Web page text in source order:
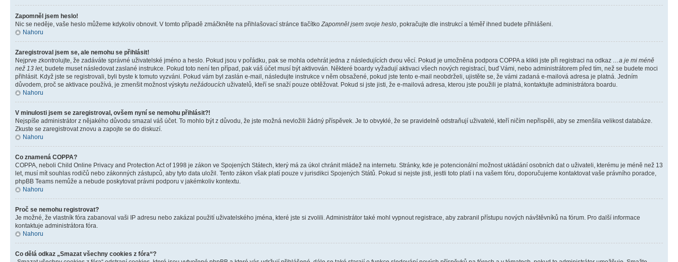
Zapomněl jsem heslo!
Nic se neděje, vaše heslo můžeme kdykoliv obnovit. V tomto případě zmáčkněte na přihlašovací stránce tlačítko Zapomněl jsem svoje heslo , pokračujte dle instrukcí a téměř ihned budete přihlášeni.
Nahoru
Zaregistroval jsem se, ale nemohu se přihlásit!
Nejprve zkontrolujte, že zadáváte správné uživatelské jméno a heslo. Pokud jsou v pořádku, pak se mohla odehrát jedna z následujících dvou věcí. Pokud je umožněna podpora COPPA a klikli jste při registraci na odkaz …a je mi méně
než 13 let, budete muset následovat zaslané instrukce. Pokud toto není ten případ, pak váš účet musí být aktivován. Některé boardy vyžadují aktivaci všech nových registrací, buď Vámi, nebo administrátorem před tím, než se budete moci
přihlásit. Když jste se registrovali, byli byste k tomuto vyzváni. Pokud vám byl zaslán e-mail, následujte instrukce v něm obsažené, pokud jste tento e-mail neobdrželi, ujistěte se, že vámi zadaná e-mailová adresa je platná. Jedním
důvodem, proč se aktivace používá, je zmenšit možnost výskytu nežádoucích uživatelů, kteří se snaží pouze obtěžovat. Pokud si jste jisti, že e-mailová adresa, kterou jste použili je platná, kontaktujte administrátora boardu.
Nahoru
V minulosti jsem se zaregistroval, ovšem nyní se nemohu přihlásit?!
Nejspíše administrátor z nějakého důvodu smazal váš účet. To mohlo být z důvodu, že jste možná nevložili žádný příspěvek. Je to obvyklé, že se pravidelně odstraňují uživatelé, kteří ničím nepřispěli, aby se zmenšila velikost databáze.
Zkuste se zaregistrovat znovu a zapojte se do diskuzí.
Nahoru
Co znamená COPPA?
COPPA, neboli Child Online Privacy and Protection Act of 1998 je zákon ve Spojených Státech, který má za úkol chránit mládež na internetu. Stránky, kde je potencionální možnost ukládání osobních dat o uživateli, kterému je méně než 13
let, musí mít souhlas rodičů nebo zákonných zástupců, aby tyto data uložil. Tento zákon však platí pouze v jurisdikci Spojených Států. Pokud si nejste jisti, jestli toto platí i na vašem fóru, doporučujeme kontaktovat vaše právního poradce,
phpBB Teams nemůže a nebude poskytovat právni podporu v jakémkoliv kontextu.
Nahoru
Proč se nemohu registrovat?
Je možné, že vlastník fóra zabanoval vaši IP adresu nebo zakázal použití uživatelského jména, které jste si zvolili. Administrátor také mohl vypnout registrace, aby zabranil přístupu nových návštěvníků na fórum. Pro další informace
kontaktuje administrátora fóra.
Nahoru
Co dělá odkaz „Smazat všechny cookies z fóra“?